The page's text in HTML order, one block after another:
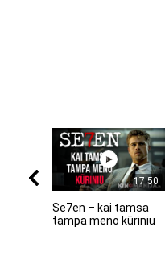
17:50
Se7en – kai tamsa
tampa meno kūriniu